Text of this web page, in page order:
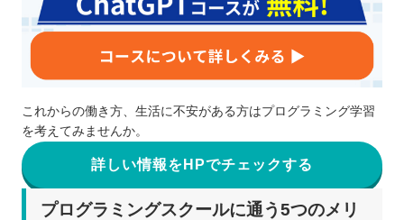
これからの働き方、生活に不安がある方はプログラミング学習
を考えてみませんか。
詳しい情報をHPでチェックする
プログラミングスクールに通う5つのメリ